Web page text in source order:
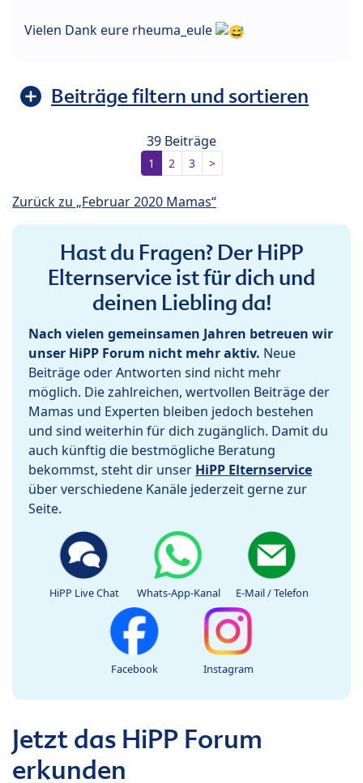
Vielen Dank eure rheuma_eule
Beiträge filtern und sortieren
39 Beiträge
1 2 3 >
Zurück zu „Februar 2020 Mamas“
Hast du Fragen? Der HiPP
Elternservice ist für dich und
deinen Liebling da!
Nach vielen gemeinsamen Jahren betreuen wir
unser HiPP Forum nicht mehr aktiv. Neue
Beiträge oder Antworten sind nicht mehr
möglich. Die zahlreichen, wertvollen Beiträge der
Mamas und Experten bleiben jedoch bestehen
und sind weiterhin für dich zugänglich. Damit du
auch künftig die bestmögliche Beratung
bekommst, steht dir unser HiPP Elternservice
über verschiedene Kanäle jederzeit gerne zur
Seite.
HiPP Live Chat Whats-App-Kanal E-Mail / Telefon
Facebook Instagram
Jetzt das HiPP Forum
erkunden